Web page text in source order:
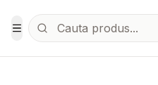
Sari la conținutul principal
Toggle Menu